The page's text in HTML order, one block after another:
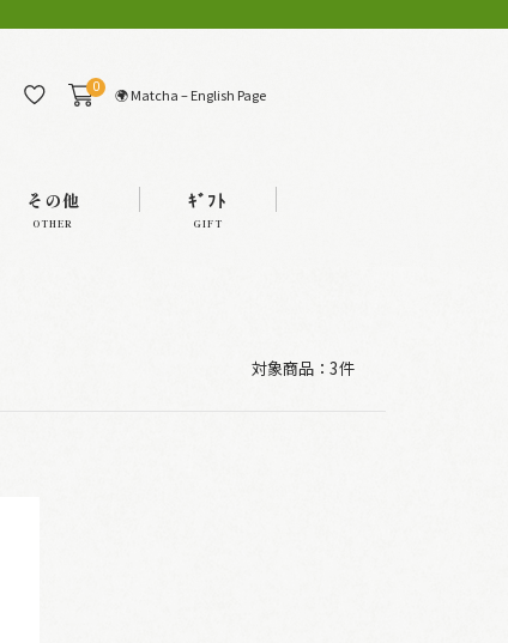
0 🌍 Matcha – English Page
その他
OTHER
ｷﾞﾌﾄ
GIFT
対象商品：3件